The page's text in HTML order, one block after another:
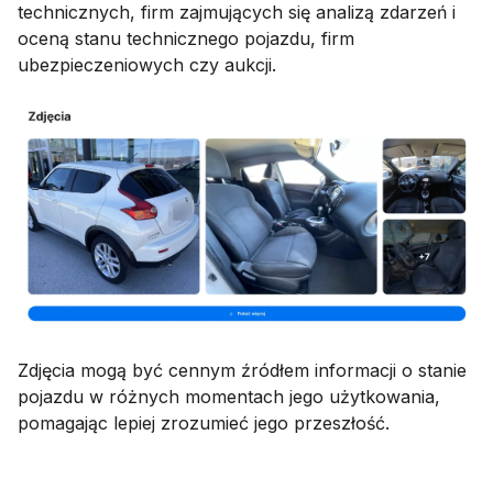
technicznych, firm zajmujących się analizą zdarzeń i
oceną stanu technicznego pojazdu, firm
ubezpieczeniowych czy aukcji.
Zdjęcia mogą być cennym źródłem informacji o stanie
pojazdu w różnych momentach jego użytkowania,
pomagając lepiej zrozumieć jego przeszłość.